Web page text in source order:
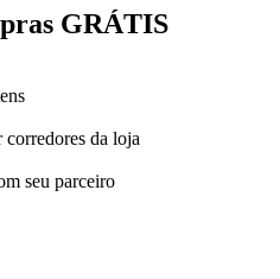
GRÁTIS
da loja
seu parceiro